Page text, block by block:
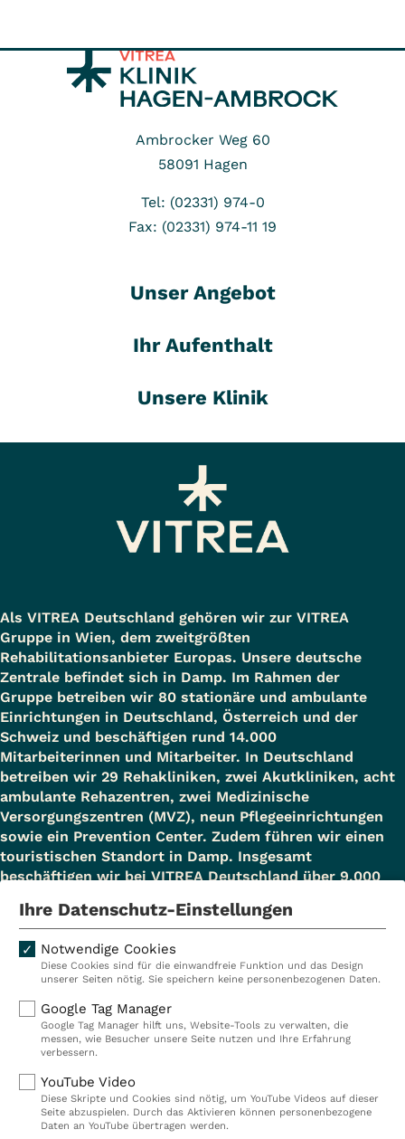
Ambrocker Weg 60
58091 Hagen
Tel: (02331) 974-0
Fax: (02331) 974-11 19
Unser Angebot
Ihr Aufenthalt
Unsere Klinik
Als VITREA Deutschland gehören wir zur VITREA
Gruppe in Wien, dem zweitgrößten
Rehabilitationsanbieter Europas. Unsere deutsche
Zentrale befindet sich in Damp. Im Rahmen der
Gruppe betreiben wir 80 stationäre und ambulante
Einrichtungen in Deutschland, Österreich und der
Schweiz und beschäftigen rund 14.000
Mitarbeiterinnen und Mitarbeiter. In Deutschland
betreiben wir 29 Rehakliniken, zwei Akutkliniken, acht
ambulante Rehazentren, zwei Medizinische
Versorgungszentren (MVZ), neun Pflegeeinrichtungen
sowie ein Prevention Center. Zudem führen wir einen
touristischen Standort in Damp. Insgesamt
beschäftigen wir bei VITREA Deutschland über 9.000
Kliniken
Ambulant
Reha
Prävention
Karriere
VITREA Deutschland
IMPRESSUM
Ihre Datenschutz-Einstellungen
Notwendige Cookies
Diese Cookies sind für die einwandfreie Funktion und das Design
unserer Seiten nötig. Sie speichern keine personenbezogenen Daten.
Google Tag Manager
Google Tag Manager hilft uns, Website-Tools zu verwalten, die
messen, wie Besucher unsere Seite nutzen und Ihre Erfahrung
verbessern.
YouTube Video
Diese Skripte und Cookies sind nötig, um YouTube Videos auf dieser
Seite abzuspielen. Durch das Aktivieren können personenbezogene
Daten an YouTube übertragen werden.